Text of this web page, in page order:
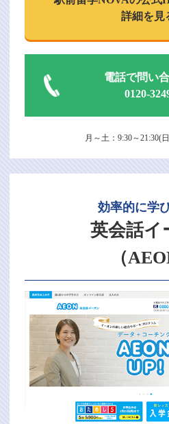
詳細を見
電話で問い
0120-
月～土：9:30～21:30(
効率的に学
英会話イ
（